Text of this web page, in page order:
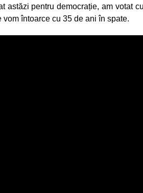
astăzi pentru democrație, am votat
vom întoarce cu 35 de ani în spate.